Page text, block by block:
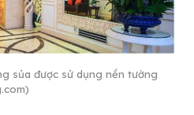
sủa được sử dụng nền tường